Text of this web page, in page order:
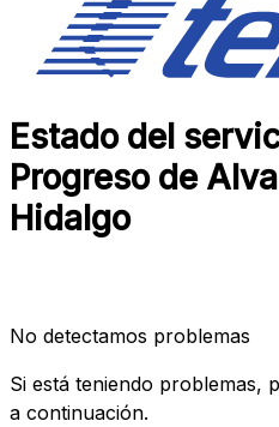
Estado del
Progreso de
Hidalgo
No detectamos problemas
Si está teniendo
a continuación.